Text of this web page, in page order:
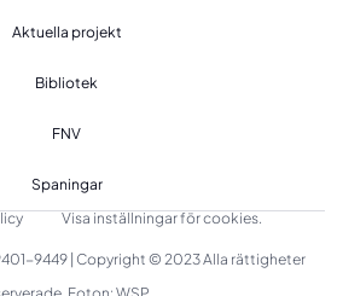
Aktuella projekt
Bibliotek
FNV
Spaningar
9449 | Copyright © 2023 Alla rättigheter
Visa inställningar för cookies.